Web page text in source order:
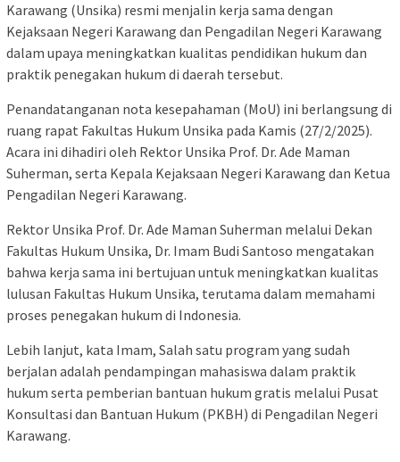
Karawang (Unsika) resmi menjalin kerja sama dengan
Kejaksaan Negeri Karawang dan Pengadilan Negeri Karawang
dalam upaya meningkatkan kualitas pendidikan hukum dan
praktik penegakan hukum di daerah tersebut.
Penandatanganan nota kesepahaman (MoU) ini berlangsung di
ruang rapat Fakultas Hukum Unsika pada Kamis (27/2/2025).
Acara ini dihadiri oleh Rektor Unsika Prof. Dr. Ade Maman
Suherman, serta Kepala Kejaksaan Negeri Karawang dan Ketua
Pengadilan Negeri Karawang.
Rektor Unsika Prof. Dr. Ade Maman Suherman melalui Dekan
Fakultas Hukum Unsika, Dr. Imam Budi Santoso mengatakan
bahwa kerja sama ini bertujuan untuk meningkatkan kualitas
lulusan Fakultas Hukum Unsika, terutama dalam memahami
proses penegakan hukum di Indonesia.
Lebih lanjut, kata Imam, Salah satu program yang sudah
berjalan adalah pendampingan mahasiswa dalam praktik
hukum serta pemberian bantuan hukum gratis melalui Pusat
Konsultasi dan Bantuan Hukum (PKBH) di Pengadilan Negeri
Karawang.